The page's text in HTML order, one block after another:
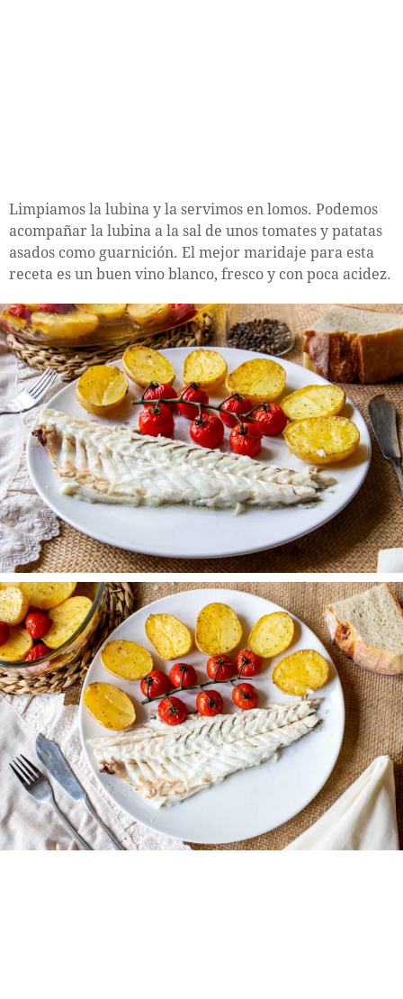
Limpiamos la lubina y la servimos en lomos. Podemos
acompañar la lubina a la sal de unos tomates y patatas
asados como guarnición. El mejor maridaje para esta
receta es un buen vino blanco, fresco y con poca acidez.